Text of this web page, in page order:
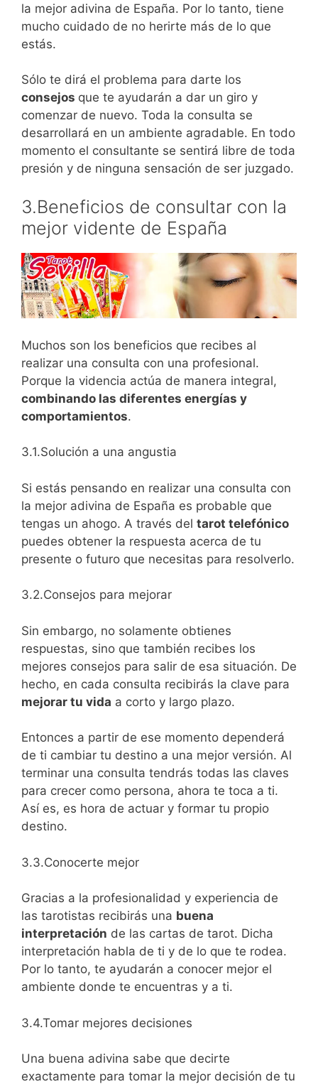
la mejor adivina de España. Por lo tanto, tiene
mucho cuidado de no herirte más de lo que
estás.
Sólo te dirá el problema para darte los
consejos que te ayudarán a dar un giro y
comenzar de nuevo. Toda la consulta se
desarrollará en un ambiente agradable. En todo
momento el consultante se sentirá libre de toda
presión y de ninguna sensación de ser juzgado.
3.Beneficios de consultar con la
mejor vidente de España
Muchos son los beneficios que recibes al
realizar una consulta con una profesional.
Porque la videncia actúa de manera integral,
combinando las diferentes energías y
comportamientos.
3.1.Solución a una angustia
Si estás pensando en realizar una consulta con
la mejor adivina de España es probable que
tengas un ahogo. A través del tarot telefónico
puedes obtener la respuesta acerca de tu
presente o futuro que necesitas para resolverlo.
3.2.Consejos para mejorar
Sin embargo, no solamente obtienes
respuestas, sino que también recibes los
mejores consejos para salir de esa situación. De
hecho, en cada consulta recibirás la clave para
mejorar tu vida a corto y largo plazo.
Entonces a partir de ese momento dependerá
de ti cambiar tu destino a una mejor versión. Al
terminar una consulta tendrás todas las claves
para crecer como persona, ahora te toca a ti.
Así es, es hora de actuar y formar tu propio
destino.
3.3.Conocerte mejor
Gracias a la profesionalidad y experiencia de
las tarotistas recibirás una buena
interpretación de las cartas de tarot. Dicha
interpretación habla de ti y de lo que te rodea.
Por lo tanto, te ayudarán a conocer mejor el
ambiente donde te encuentras y a ti.
3.4.Tomar mejores decisiones
Una buena adivina sabe que decirte
exactamente para tomar la mejor decisión de tu